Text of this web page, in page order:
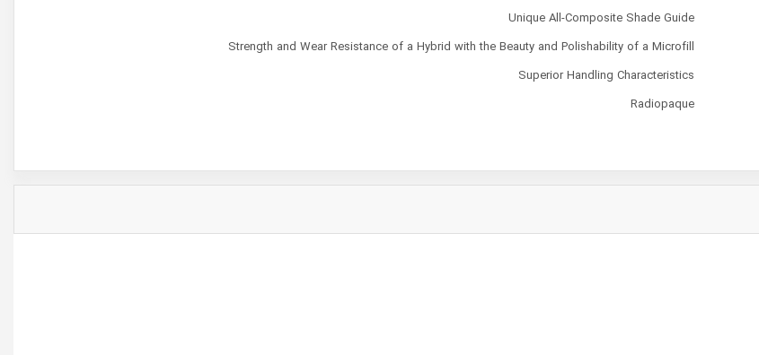
Unique All-Composite Shade Guide
Strength and Wear Resistance of a Hybrid with the Beauty and Polishability of a Microfill
Superior Handling Characteristics
Radiopaque